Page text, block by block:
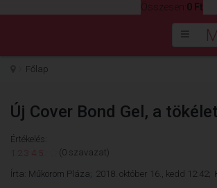
Összesen: 0 Ft
Főlap
Új Cover Bond Gel, a
Értékelés:
1 2 3 4 5 (0 szavazat)
Írta: Műköröm Pláza; 2018. október 16., kedd 12:42;